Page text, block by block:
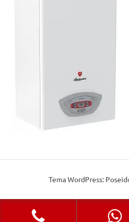
Tema WordPress: